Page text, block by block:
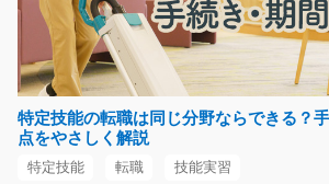
時給1200円～時給1500円
滋賀県大津市
気になる
短期のお仕事 医薬品のリフトで
特定技能の転職は同じ分野ならできる？
点をやさしく解説
特定技能 転職 技能実習